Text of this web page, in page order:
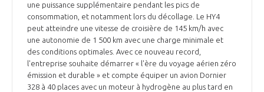
une puissance supplémentaire pendant les pics de
consommation, et notamment lors du décollage. Le HY4
peut atteindre une vitesse de croisière de 145 km/h avec
une autonomie de 1 500 km avec une charge minimale et
des conditions optimales. Avec ce nouveau record,
l'entreprise souhaite démarrer « l'ère du voyage aérien zéro
émission et durable » et compte équiper un avion Dornier
328 à 40 places avec un moteur à hydrogène au plus tard en